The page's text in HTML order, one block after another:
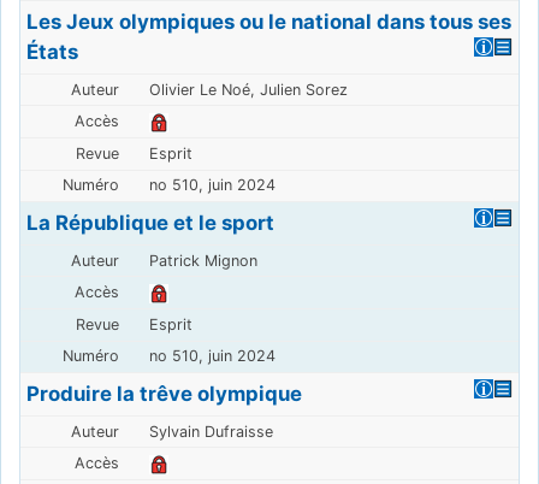
Les Jeux olympiques ou le national dans tous ses
États
Olivier Le Noé, Julien Sorez
Esprit
no 510, juin 2024
La République et le sport
Patrick Mignon
Esprit
no 510, juin 2024
Produire la trêve olympique
Sylvain Dufraisse